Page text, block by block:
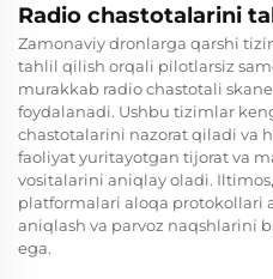
Radio chastotalarini
Zamonaviy dronlarga qarshi
tahlil qilish orqali pilotlarsiz
murakkab radio chastotali
foydalanadi. Ushbu tizimlar
chastotalarini nazorat qiladi va
faoliyat yuritayotgan tijorat va
vositalarini aniqlay oladi.
platformalari aloqa protokollari
aniqlash va parvoz naqshlarini
ega.